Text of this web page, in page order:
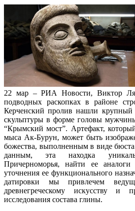
22 мар – РИА Новости, Виктор
подводных раскопках в районе
Керченский пролив нашли крупный
скульптуры в форме головы
“Крымский мост”. Артефакт,
мыса Ак-Бурун, может быть
божества, выполненным в виде
данным, эта находка
Причерноморья, найти ее
уточнения ее функционального
датировки мы привлечем
древнегреческому искусству и
исследования состава глины.